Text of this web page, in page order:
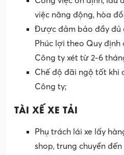
việc năng động, hòa
Được đảm bảo đầy đủ
Phúc lợi theo Quy định
Công ty xét từ 2-6
Chế độ đãi ngộ tốt khi
Công ty;
TÀI XẾ XE TẢI
Phụ trách lái xe lấy
shop, trung chuyển